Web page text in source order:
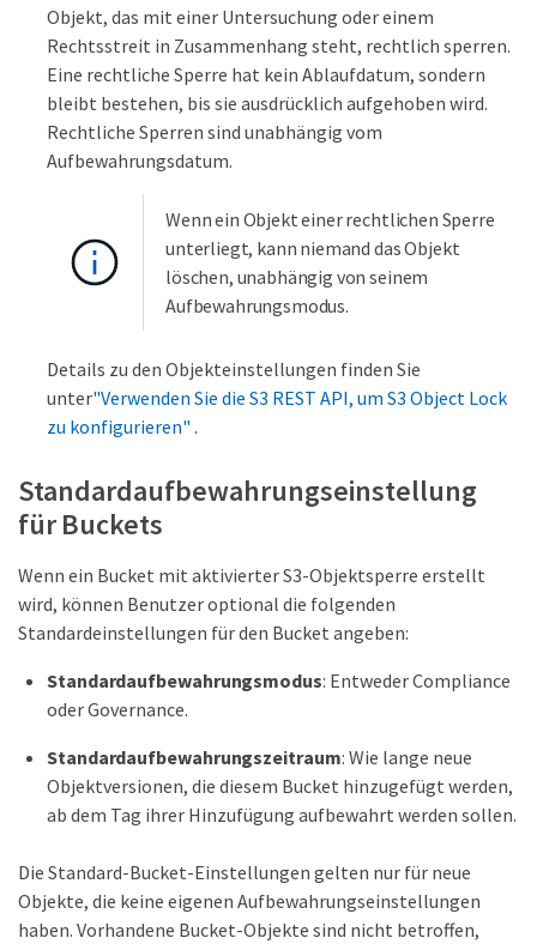
Objekt, das mit einer Untersuchung oder einem
Rechtsstreit in Zusammenhang steht, rechtlich sperren.
Eine rechtliche Sperre hat kein Ablaufdatum, sondern
bleibt bestehen, bis sie ausdrücklich aufgehoben wird.
Rechtliche Sperren sind unabhängig vom
Aufbewahrungsdatum.
Wenn ein Objekt einer rechtlichen Sperre
unterliegt, kann niemand das Objekt
löschen, unabhängig von seinem
Aufbewahrungsmodus.
Details zu den Objekteinstellungen finden Sie
unter"Verwenden Sie die S3 REST API, um S3 Object Lock
zu konfigurieren" .
Standardaufbewahrungseinstellung
für Buckets
Wenn ein Bucket mit aktivierter S3-Objektsperre erstellt
wird, können Benutzer optional die folgenden
Standardeinstellungen für den Bucket angeben:
Standardaufbewahrungsmodus: Entweder Compliance
oder Governance.
Standardaufbewahrungszeitraum: Wie lange neue
Objektversionen, die diesem Bucket hinzugefügt werden,
ab dem Tag ihrer Hinzufügung aufbewahrt werden sollen.
Die Standard-Bucket-Einstellungen gelten nur für neue
Objekte, die keine eigenen Aufbewahrungseinstellungen
haben. Vorhandene Bucket-Objekte sind nicht betroffen,